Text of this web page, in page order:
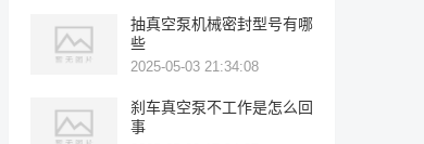
抽真空泵机械密封型号有哪
些
2025-05-03 21:34:08
刹车真空泵不工作是怎么回
事